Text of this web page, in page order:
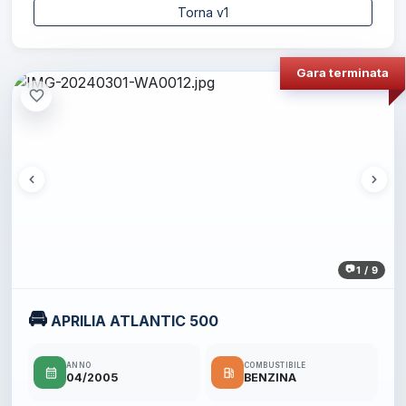
Torna v1
1 / 9
Gara terminata
favorite_border
🚘 APRILIA ATLANTIC 500
calendar_month
ANNO
04/2005 local_gas_station
COMBUSTIBILE
BENZINA